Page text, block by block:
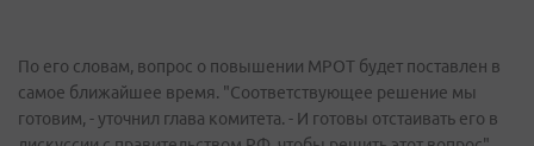
По его словам, вопрос о повышении МРОТ будет поставлен в
самое ближайшее время. "Соответствующее решение мы
готовим, - уточнил глава комитета. - И готовы отстаивать его в